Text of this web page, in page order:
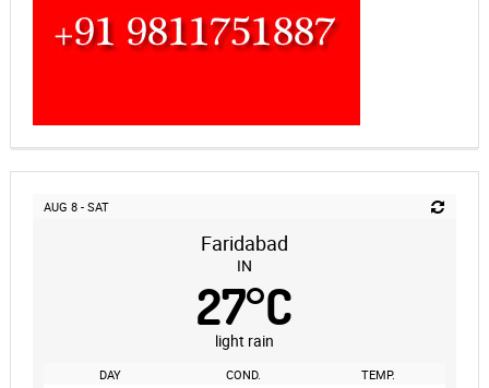
AUG 8 - SAT
Faridabad
IN
27°C
light rain
DAY COND. TEMP.